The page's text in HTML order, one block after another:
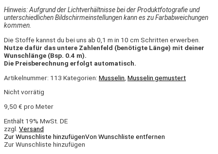
Hinweis: Aufgrund der Lichtverhältnisse bei der Produktfotografie und
unterschiedlichen Bildschirmeinstellungen kann es zu Farbabweichungen
kommen.
Die Stoffe kannst du bei uns ab 0,1 m in 10 cm Schritten erwerben.
Nutze dafür das untere Zahlenfeld (benötigte Länge) mit deiner
Wunschlänge (Bsp. 0.4 m).
Die Preisberechnung erfolgt automatisch.
Artikelnummer: 113 Kategorien: Musselin Musselin gemustert
Nicht vorrätig
9,50 € pro Meter
Enthält 19% MwSt. DE
zzgl. Versand
Zur Wunschliste hinzufügenVon Wunschliste entfernen
Zur Wunschliste hinzufügen